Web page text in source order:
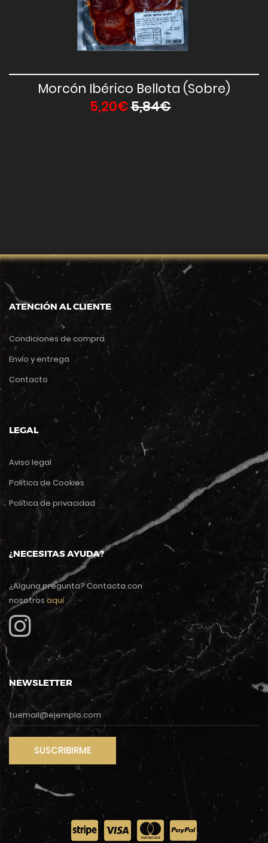
Vista Rápida
Morcón Ibérico Bellota (Sobre)
5,20€5,84€
ATENCIÓN AL CLIENTE
Condiciones de compra
Envío y entrega
Contacto
LEGAL
Aviso legal
Política de Cookies
Política de privacidad
¿NECESITAS AYUDA?
¿Alguna pregunta? Contacta con
nosotrosaquí
NEWSLETTER